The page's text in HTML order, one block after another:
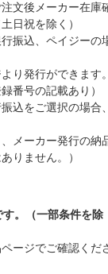
文後メーカー在庫
日祝を除く）
振込、ペイジーの
り発行ができます
番号の記載あり）
込をご選択の場合
メーカー発行の納
りません。）
。（一部条件を除
ージでご確認くだ